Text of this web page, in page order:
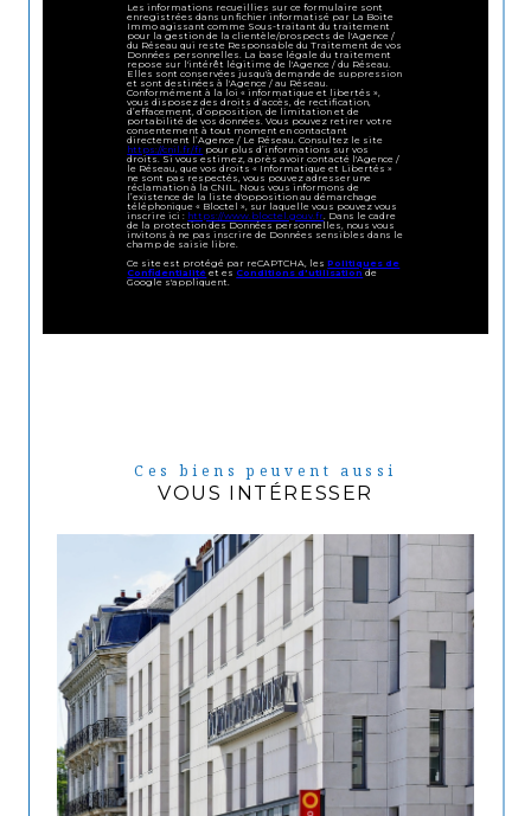
Les informations recueillies sur ce formulaire sont
enregistrées dans un fichier informatisé par La Boite
Immo agissant comme Sous-traitant du traitement
pour la gestion de la clientèle/prospects de l'Agence /
du Réseau qui reste Responsable du Traitement de vos
Données personnelles. La base légale du traitement
repose sur l'intérêt légitime de l'Agence / du Réseau.
Elles sont conservées jusqu'à demande de suppression
et sont destinées à l'Agence / au Réseau.
Conformément à la loi « informatique et libertés »,
vous disposez des droits d’accès, de rectification,
d’effacement, d’opposition, de limitation et de
portabilité de vos données. Vous pouvez retirer votre
consentement à tout moment en contactant
directement l’Agence / Le Réseau. Consultez le site
https://cnil.fr/fr pour plus d’informations sur vos
droits. Si vous estimez, après avoir contacté l'Agence /
le Réseau, que vos droits « Informatique et Libertés »
ne sont pas respectés, vous pouvez adresser une
réclamation à la CNIL. Nous vous informons de
l’existence de la liste d'opposition au démarchage
téléphonique « Bloctel », sur laquelle vous pouvez vous
inscrire ici : https://www.bloctel.gouv.fr. Dans le cadre
de la protection des Données personnelles, nous vous
invitons à ne pas inscrire de Données sensibles dans le
champ de saisie libre.
Ce site est protégé par reCAPTCHA, lesPolitiques de
Confidentialité et esConditions d'utilisationde
Google s'appliquent.
Ces biens peuvent aussi
VOUS INTÉRESSER